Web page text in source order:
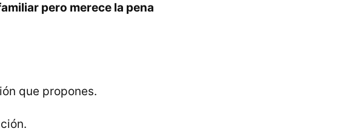
pero merece la pena
que propones.